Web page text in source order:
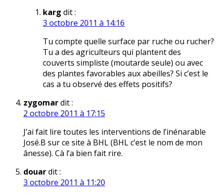
karg dit :
3 octobre 2011 à 14:16
Tu compte quelle surface par ruche ou rucher?
Tu a des agriculteurs qui plantent des
couverts simpliste (moutarde seule) ou avec
des plantes favorables aux abeilles? Si c’est le
cas a tu observé des effets positifs?
zygomardit :
2 octobre 2011 à 17:15
J’ai fait lire toutes les interventions de l’inénarable
José.B sur ce site à BHL (BHL c’est le nom de mon
ânesse). Cà l’a bien fait rire.
douardit :
3 octobre 2011 à 11:20